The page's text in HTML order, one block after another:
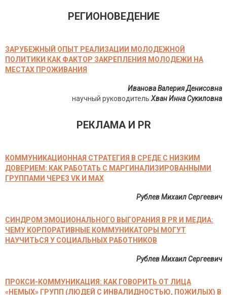
РЕГИОНОВЕДЕНИЕ
ЗАРУБЕЖНЫЙ ОПЫТ РЕАЛИЗАЦИИ МОЛОДЕЖНОЙ
ПОЛИТИКИ КАК ФАКТОР ЗАКРЕПЛЕНИЯ МОЛОДЕЖИ НА
МЕСТАХ ПРОЖИВАНИЯ
Иванова Валерия Денисовна
научный руководитель Хван Инна Сукиловна
РЕКЛАМА И PR
КОММУНИКАЦИОННАЯ СТРАТЕГИЯ В СРЕДЕ С НИЗКИМ
ДОВЕРИЕМ: КАК РАБОТАТЬ С МАРГИНАЛИЗИРОВАННЫМИ
ГРУППАМИ ЧЕРЕЗ VK И MAX
Рублев Михаил Сергеевич
СИНДРОМ ЭМОЦИОНАЛЬНОГО ВЫГОРАНИЯ В PR И МЕДИА:
ЧЕМУ КОРПОРАТИВНЫЕ КОММУНИКАТОРЫ МОГУТ
НАУЧИТЬСЯ У СОЦИАЛЬНЫХ РАБОТНИКОВ
Рублев Михаил Сергеевич
ПРОКСИ-КОММУНИКАЦИЯ: КАК ГОВОРИТЬ ОТ ЛИЦА
«НЕМЫХ» ГРУПП (ЛЮДЕЙ С ИНВАЛИДНОСТЬЮ, ПОЖИЛЫХ) В